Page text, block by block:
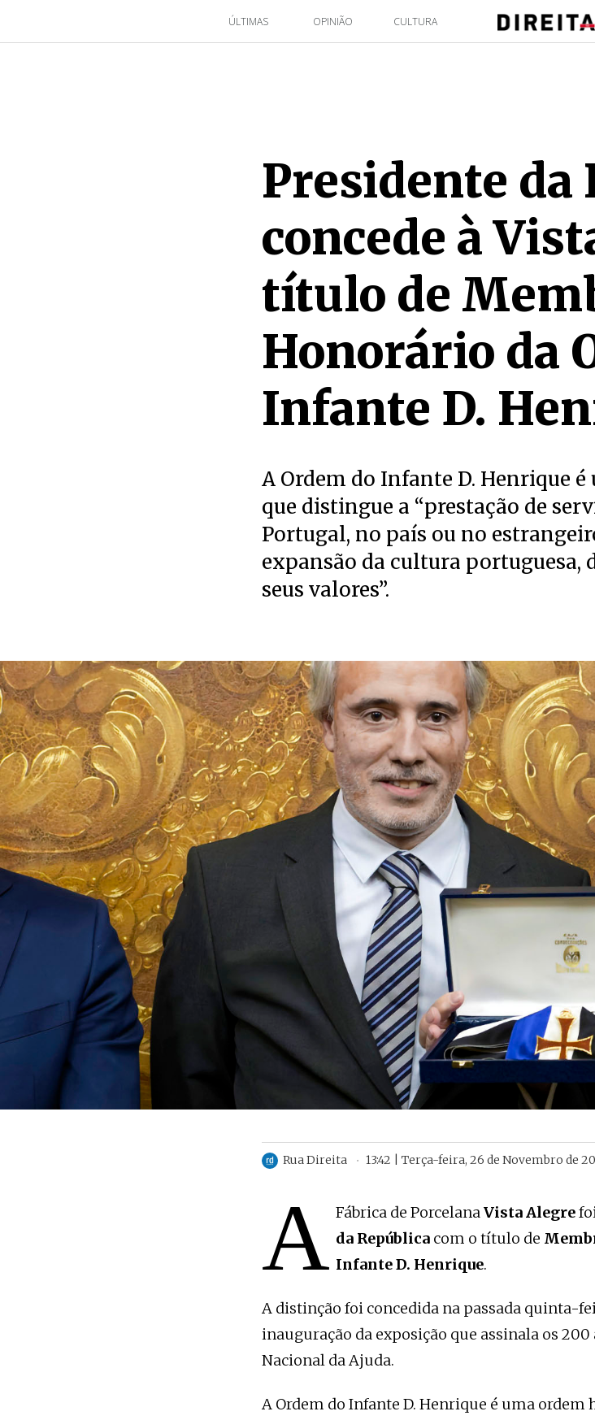
ÚLTIMAS OPINIÃO CULTURA
Presidente da
concede à
título de
Honorário da
Infante D.
A Ordem do Infante D. Henrique
que distingue a “prestação de
Portugal, no país ou no
expansão da cultura portuguesa,
seus valores”.
Rua Direita 13:42 | Terça-feira, 26 de Novembro de
A Fábrica de PorcelanaVista Alegre
da Repúblicacom o título de
Infante D. Henrique.
A distinção foi concedida na passada quinta-
inauguração da exposição que assinala os
Nacional da Ajuda.
A Ordem do Infante D. Henrique é uma